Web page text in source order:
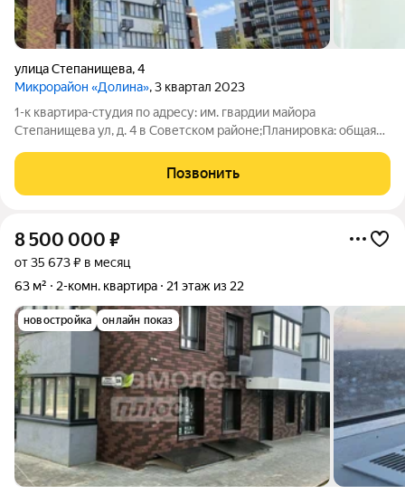
улица Степанищева,4
Микрорайон «Долина», 3 квартал 2023
1-к квартира-студия по адресу: им. гвардии майора
Степанищева ул, д. 4 в Советском районе;Планировка: общая
застекленная лоджияКвартира не угловая, окна выходят вид на
ДолинуУсловия продажи: 1
Позвонить
8 500 000 ₽
от 35 673 ₽ в месяц
63 м²
2-комн. квартира 21 этаж из 22
новостройка онлайн показ